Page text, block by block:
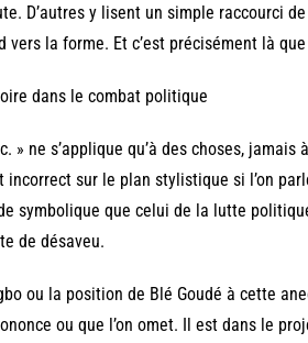
D’autres y lisent un simple raccourci
la forme. Et c’est précisément là
dans le combat politique
ne s’applique qu’à des choses, jamais
incorrect sur le plan stylistique si l’on
symbolique que celui de la lutte
de désaveu.
ou la position de Blé Goudé à cette
ou que l’on omet. Il est dans le